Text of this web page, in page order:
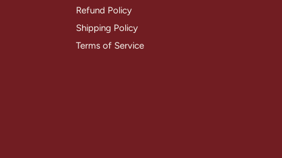
Refund Policy
Shipping Policy
Terms of Service